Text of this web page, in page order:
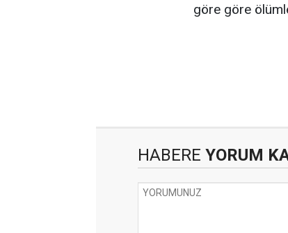
göre göre
HABERE YORUM